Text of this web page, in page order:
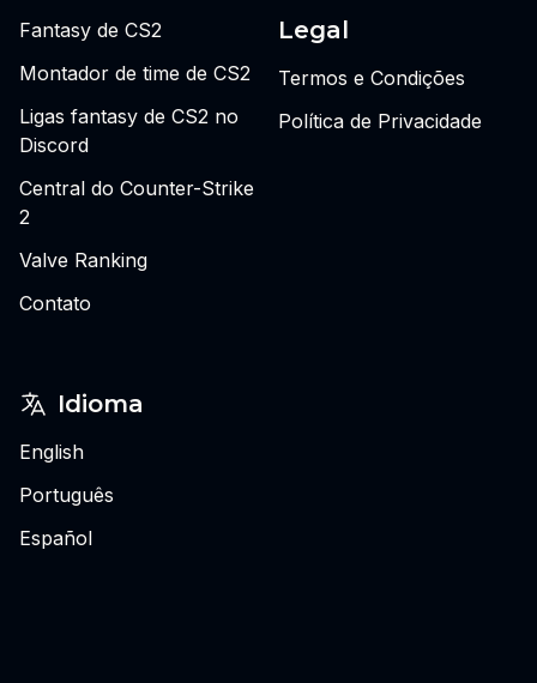
Fantasy de CS2
Montador de time de CS2
Ligas fantasy de CS2 no
Discord
Central do Counter-Strike
2
Valve Ranking
Contato
Legal
Termos e Condições
Política de Privacidade
Idioma
English
Português
Español